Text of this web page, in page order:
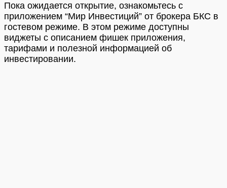
Пока ожидается открытие, ознакомьтесь с
приложением “Мир Инвестиций” от брокера БКС в
гостевом режиме. В этом режиме доступны
виджеты с описанием фишек приложения,
тарифами и полезной информацией об
инвестировании.